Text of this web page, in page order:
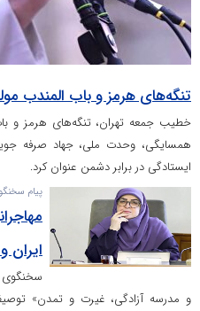
و باب المندب مولفه قدرت و
تنگه‌های هرمز و باب المندب،
ملی، جهاد صرفه جویی و اقتصاد
دشمن عنوان کرد.
پیام سخنگوی دولت برای روز
مهاجرانی:
ایران و مدرسه
سخنگوی دولت تبریز را
غیرت و تمدن» توصیف کرد و با